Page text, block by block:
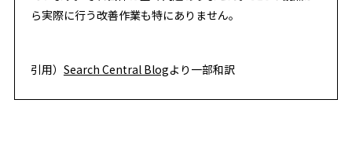
ら実際に行う改善作業も特にありません。
引用） Search Central Blogより一部和訳